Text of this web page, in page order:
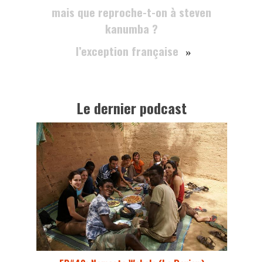
mais que reproche-t-on à steven
kanumba ?
l’exception française
»
Le dernier podcast